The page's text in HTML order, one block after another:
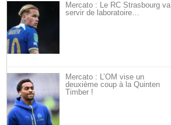
Mercato : Le RC Strasbourg va
servir de laboratoire…
Mercato : L’OM vise un
deuxième coup à la Quinten
Timber !